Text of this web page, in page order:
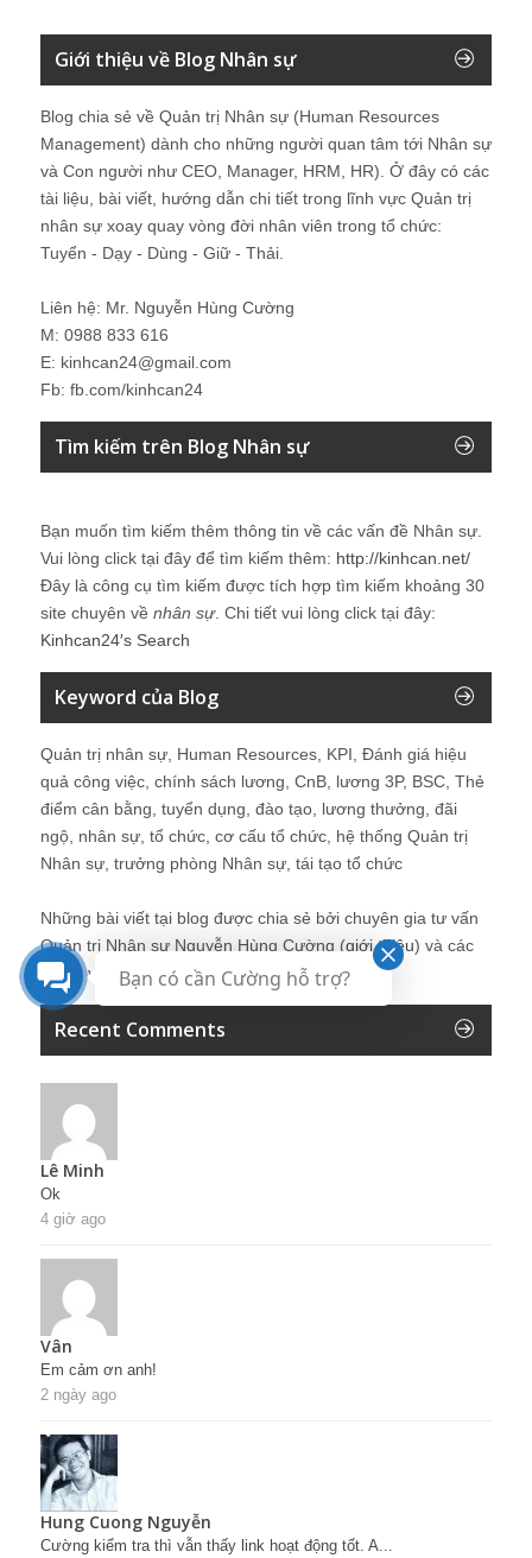
Giới thiệu về Blog Nhân sự
Blog chia sẻ về Quản trị Nhân sự (Human Resources
Management) dành cho những người quan tâm tới Nhân sự
và Con người như CEO, Manager, HRM, HR). Ở đây có các
tài liệu, bài viết, hướng dẫn chi tiết trong lĩnh vực Quản trị
nhân sự xoay quay vòng đời nhân viên trong tổ chức:
Tuyển - Dạy - Dùng - Giữ - Thải.
Liên hệ: Mr. Nguyễn Hùng Cường
M: 0988 833 616
E: kinhcan24@gmail.com
Fb: fb.com/kinhcan24
Tìm kiếm trên Blog Nhân sự
Bạn muốn tìm kiếm thêm thông tin về các vấn đề Nhân sự
Vui lòng click tại đây để tìm kiếm thêm: http://kinhcan.net/
Đây là công cụ tìm kiếm được tích hợp tìm kiếm khoảng 30
site chuyên về nhân sự. Chi tiết vui lòng click tại đây:
Kinhcan24′s Search
Keyword của Blog
Quản trị nhân sự, Human Resources, KPI, Đánh giá hiệu
quả công việc, chính sách lương, CnB, lương 3P, BSC, Thẻ
điểm cân bằng, tuyển dụng, đào tạo, lương thưởng, đãi
ngộ, nhân sự, tổ chức, cơ cấu tổ chức, hệ thống Quản trị
Nhân sự, trưởng phòng Nhân sự, tái tạo tổ chức
Những bài viết tại blog được chia sẻ bởi chuyên gia tư vấn
Quản trị Nhân sự Nguyễn Hùng Cường (giới thiệu) và các
thành viên khác trong cộng đồng Nhân sự.
Recent Comments
Lê Minh
Ok
4 giờ ago
Vân
Em cảm ơn anh!
2 ngày ago
Hung Cuong Nguyễn
Cường kiểm tra thì vẫn thấy link hoạt động tốt. A...
Bạn có cần Cường hỗ trợ?